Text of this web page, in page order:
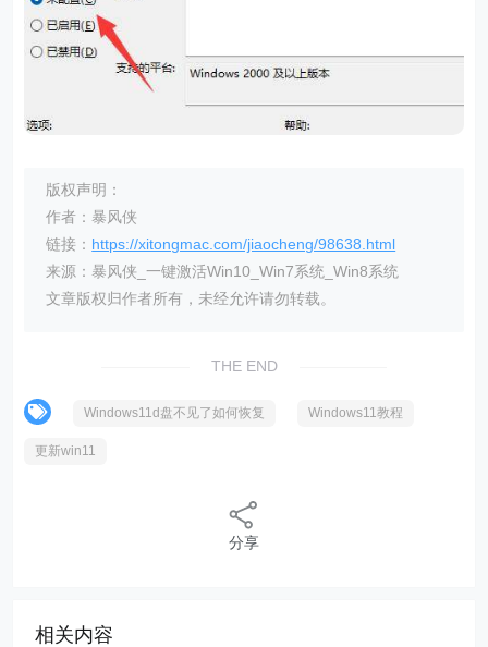
版权声明：
作者：暴风侠
链接： https://xitongmac.com/jiaocheng/98638.html
来源：暴风侠_一键激活Win10_Win7系统_Win8系统
文章版权归作者所有，未经允许请勿转载。
THE END
Windows11d盘不见了如何恢复 Windows11教程
更新win11
分享
相关内容